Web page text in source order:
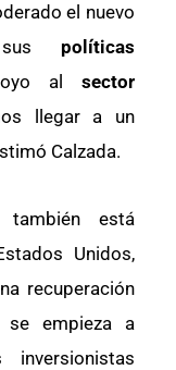
el nuevo
sus políticas
al sector
llegar a un
Calzada.
también está
Unidos,
recuperación
empieza a